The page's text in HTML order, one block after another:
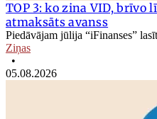
TOP 3: ko zina VID, brīvo
atmaksāts avanss
Piedāvājam jūlija “iFinanses”
Ziņas
•
05.08.2026